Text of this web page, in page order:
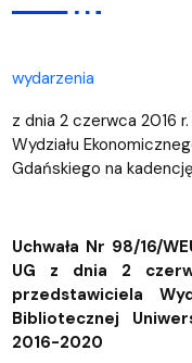
wydarzenia
z dnia 2 czerwca 2016
Wydziału
Gdańskiego na
Uchwała Nr 98/16/
UG z dnia 2
przedstawiciela
Bibliotecznej
2016-2020